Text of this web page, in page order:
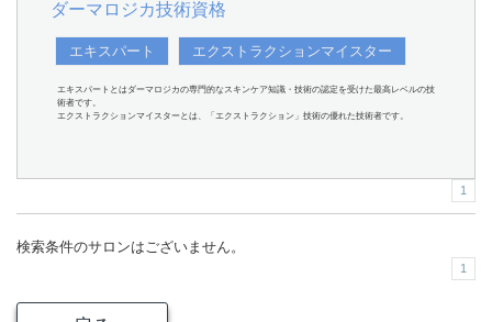
ダーマロジカ技術資格
エキスパート エクストラクションマイスター
エキスパートとはダーマロジカの専門的なスキンケア知識・技術の認定を受けた最高レベルの技
術者です。
エクストラクションマイスターとは、「エクストラクション」技術の優れた技術者です。
1
検索条件のサロンはございません。
1